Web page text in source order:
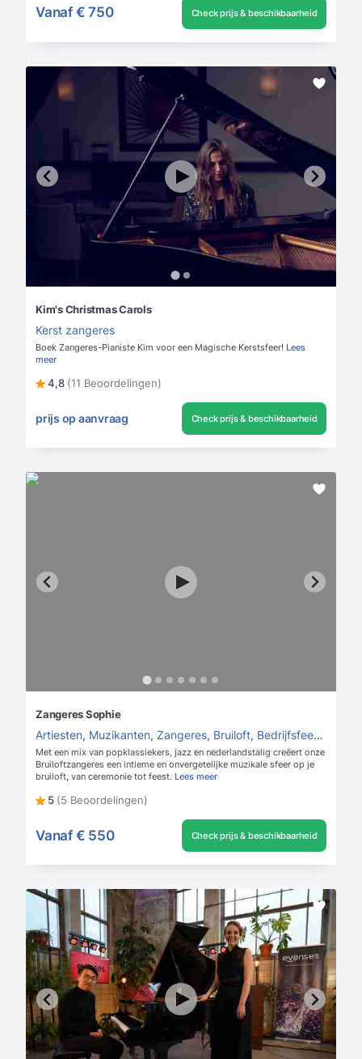
Vanaf € 750 Check prijs & beschikbaarheid
Kim's Christmas Carols
Kerst zangeres
Boek Zangeres-Pianiste Kim voor een Magische Kerstsfeer! Lees
meer
4,8 (11 Beoordelingen)
prijs op aanvraag Check prijs & beschikbaarheid
Zangeres Sophie
Artiesten, Muzikanten, Zangeres, Bruiloft, Bedrijfsfeest
Met een mix van popklassiekers, jazz en nederlandstalig creëert onze
Bruiloftzangeres een intieme en onvergetelijke muzikale sfeer op je
bruiloft, van ceremonie tot feest. Lees meer
5 (5 Beoordelingen)
Vanaf € 550 Check prijs & beschikbaarheid